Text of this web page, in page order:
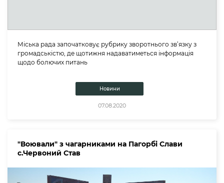
Міська рада започатковує рубрику зворотнього зв’язку з
громадськістю, де щотижня надаватиметься інформація
щодо болючих питань
Новини
07.08.2020
"Воювали" з чагарниками на Пагорбі Слави
с.Червоний Став